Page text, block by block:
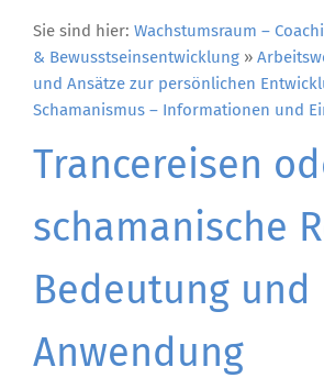
Sie sind hier: Wachstumsraum –
& Bewusstseinsentwicklung »
und Ansätze zur persönlichen
Schamanismus – Informationen und
Trancereisen
schamanische
Bedeutung und
Anwendung